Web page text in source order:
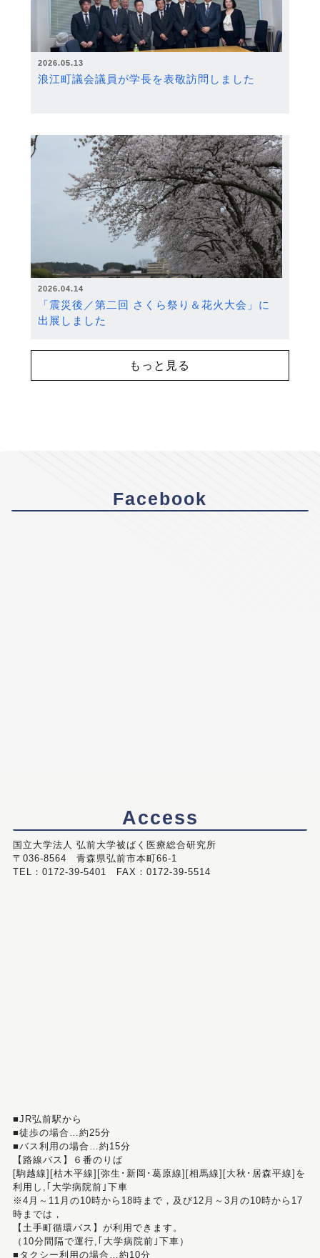
2026.05.13
浪江町議会議員が学長を表敬訪問しました
2026.04.14
「震災後／第二回 さくら祭り＆花火大会」に
出展しました
もっと見る
Facebook
Access
国立大学法人 弘前大学被ばく医療総合研究所
〒036-8564 青森県弘前市本町66-1
TEL：0172-39-5401 FAX：0172-39-5514
■JR弘前駅から
■徒歩の場合…約25分
■バス利用の場合…約15分
【路線バス】６番のりば
[駒越線][枯木平線][弥生･新岡･葛原線][相馬線][大秋･居森平線]を
利用し,｢大学病院前｣下車
※4月～11月の10時から18時まで，及び12月～3月の10時から17
時までは，
【土手町循環バス】が利用できます。
（10分間隔で運行,｢大学病院前｣下車）
■タクシー利用の場合…約10分